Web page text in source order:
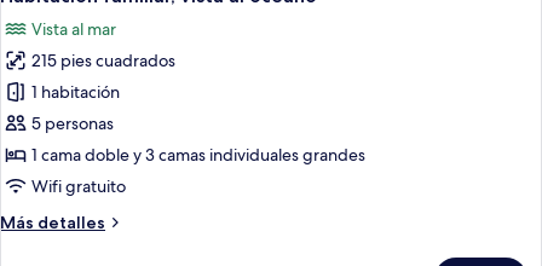
océano
todas
las
fotos
de
Habitación
familiar,
vista
océano
Vista al mar
215 pies cuadrados
1 habitación
5 personas
1 cama doble y 3 camas individuales grandes
Wifi gratuito
Más detalles
Más